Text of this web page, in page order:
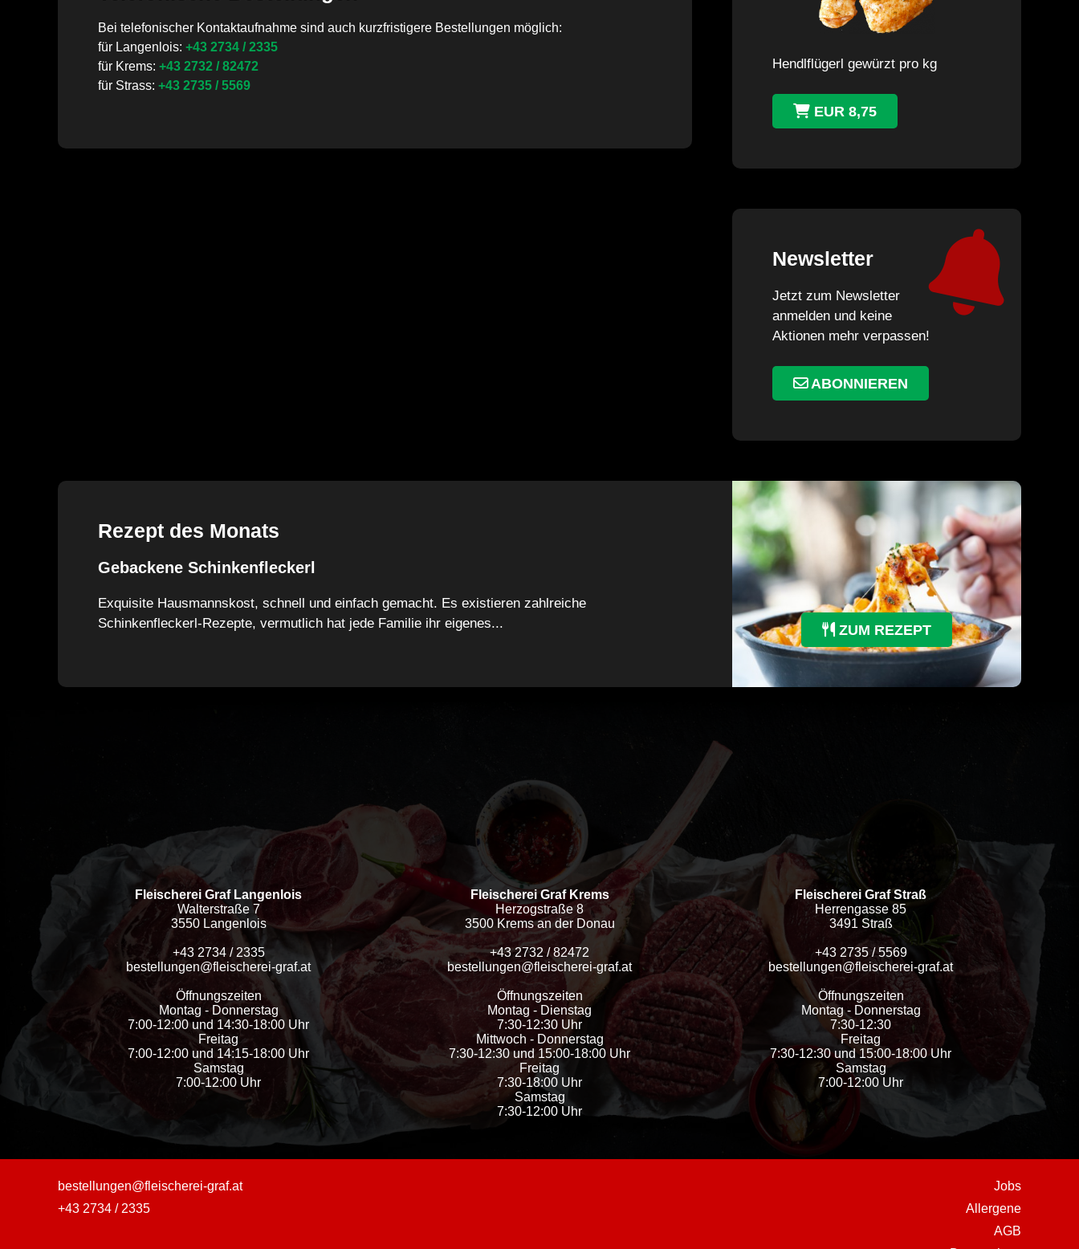
Bei telefonischer Kontaktaufnahme sind auch kurzfristigere Bestellungen möglich:
für Langenlois: +43 2734 / 2335
für Krems: +43 2732 / 82472
für Strass: +43 2735 / 5569
Hendlflügerl gewürzt pro kg
EUR 8,75
Newsletter
Jetzt zum Newsletter
anmelden und keine
Aktionen mehr verpassen!
ABONNIEREN
Rezept des Monats
Gebackene Schinkenfleckerl
Exquisite Hausmannskost, schnell und einfach gemacht. Es existieren zahlreiche
Schinkenfleckerl-Rezepte, vermutlich hat jede Familie ihr eigenes...
ZUM REZEPT
Fleischerei Graf Langenlois
Walterstraße 7
3550 Langenlois
+43 2734 / 2335
bestellungen@fleischerei-graf.at
Öffnungszeiten
Montag - Donnerstag
7:00-12:00 und 14:30-18:00 Uhr
Freitag
7:00-12:00 und 14:15-18:00 Uhr
Samstag
7:00-12:00 Uhr
Fleischerei Graf Krems
Herzogstraße 8
3500 Krems an der Donau
+43 2732 / 82472
bestellungen@fleischerei-graf.at
Öffnungszeiten
Montag - Dienstag
7:30-12:30 Uhr
Mittwoch - Donnerstag
7:30-12:30 und 15:00-18:00 Uhr
Freitag
7:30-18:00 Uhr
Samstag
7:30-12:00 Uhr
Fleischerei Graf Straß
Herrengasse 85
3491 Straß
+43 2735 / 5569
bestellungen@fleischerei-graf.at
Öffnungszeiten
Montag - Donnerstag
7:30-12:30
Freitag
7:30-12:30 und 15:00-18:00 Uhr
Samstag
7:00-12:00 Uhr
bestellungen@fleischerei-graf.at
+43 2734 / 2335
Jobs
Allergene
AGB